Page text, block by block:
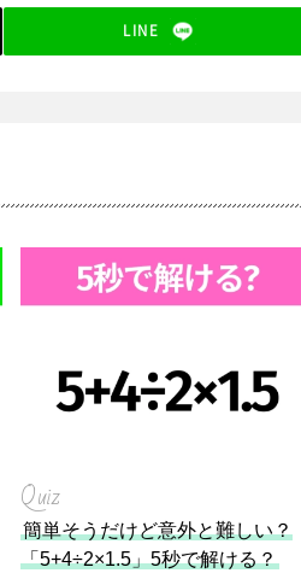
LINE
Quiz
簡単そうだけど意外と難しい？
「5+4÷2×1.5」5秒で解ける？